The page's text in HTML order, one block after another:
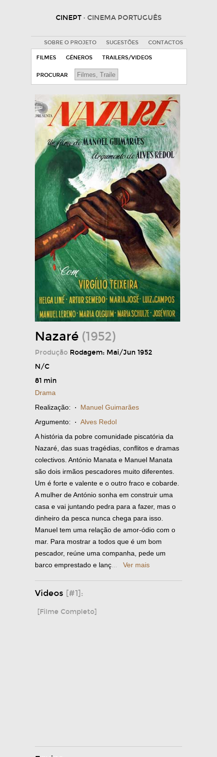
CINEPT · CINEMA PORTUGUÊS
SOBRE O PROJETO SUGESTÕES CONTACTOS
FILMES GÉNEROS TRAILERS/VIDEOS
PROCURAR
Nazaré (1952)
Produção Rodagem: Mai/Jun 1952
N/C
81 min
Drama
Realização: · Manuel Guimarães
Argumento: · Alves Redol
A história da pobre comunidade piscatória da
Nazaré, das suas tragédias, conflitos e dramas
colectivos. António Manata e Manuel Manata
são dois irmãos pescadores muito diferentes.
Um é forte e valente e o outro fraco e cobarde.
A mulher de António sonha em construir uma
casa e vai juntando pedra para a fazer, mas o
dinheiro da pesca nunca chega para isso.
Manuel tem uma relação de amor-ódio com o
mar. Para mostrar a todos que é um bom
pescador, reúne uma companha, pede um
barco emprestado e lanç
Ver mais
Videos [#1]:
[Filme Completo]